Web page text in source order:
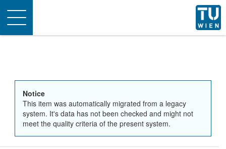
Toggle
navigation
Notice
This item was automatically migrated from a legacy
system. It's data has not been checked and might not
meet the quality criteria of the present system.